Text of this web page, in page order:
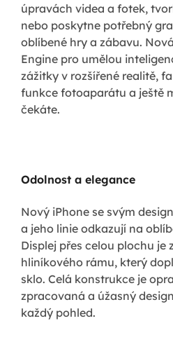
úpravách videa a fotek,
nebo poskytne potřebný
oblíbené hry a zábavu.
Engine pro umělou
zážitky v rozšířené realitě,
funkce fotoaparátu a ještě
čekáte.
Odolnost a elegance
Nový iPhone se svým
a jeho linie odkazují na
Displej přes celou plochu je
hliníkového rámu, který
sklo. Celá konstrukce je
zpracovaná a úžasný
každý pohled.